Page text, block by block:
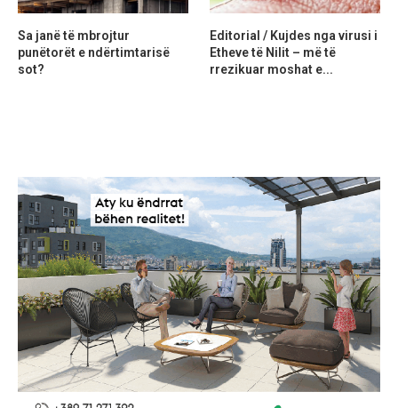
Sa janë të mbrojtur
punëtorët e ndërtimtarisë
sot?
Editorial / Kujdes nga virusi i
Etheve të Nilit – më të
rrezikuar moshat e...